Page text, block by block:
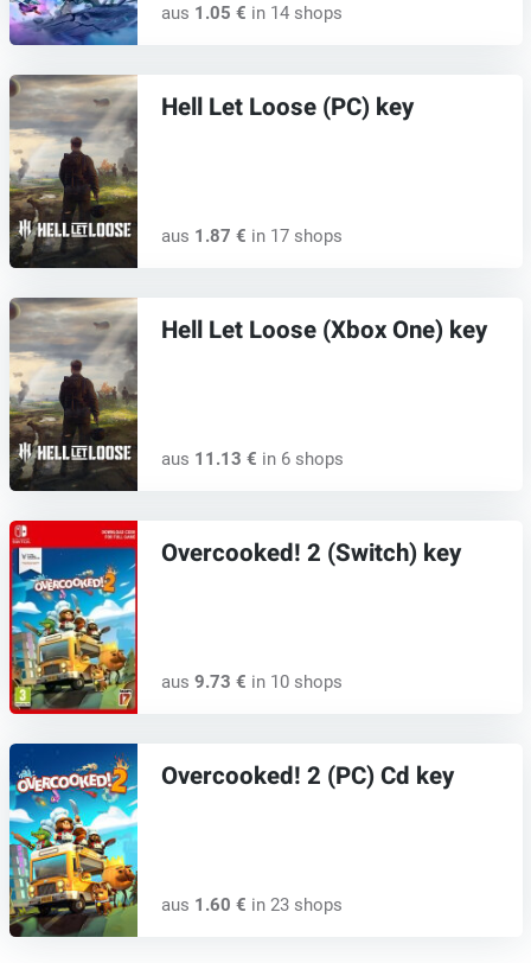
aus 1.05 € in 14 shops
Hell Let Loose (PC) key
aus 1.87 € in 17 shops
Hell Let Loose (Xbox One) key
aus 11.13 € in 6 shops
Overcooked! 2 (Switch) key
aus 9.73 € in 10 shops
Overcooked! 2 (PC) Cd key
aus 1.60 € in 23 shops